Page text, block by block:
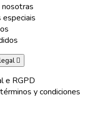

e RGPD
y condiciones